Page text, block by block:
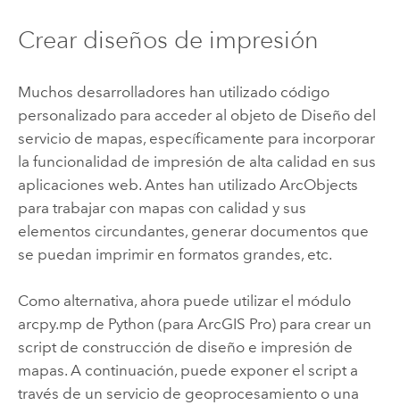
Crear diseños de impresión
Muchos desarrolladores han utilizado código
personalizado para acceder al objeto de Diseño del
servicio de mapas, específicamente para incorporar
la funcionalidad de impresión de alta calidad en sus
aplicaciones web. Antes han utilizado ArcObjects
para trabajar con mapas con calidad y sus
elementos circundantes, generar documentos que
se puedan imprimir en formatos grandes, etc.
Como alternativa, ahora puede utilizar el módulo
arcpy.mp de Python (para ArcGIS Pro) para crear un
script de construcción de diseño e impresión de
mapas. A continuación, puede exponer el script a
través de un servicio de geoprocesamiento o una